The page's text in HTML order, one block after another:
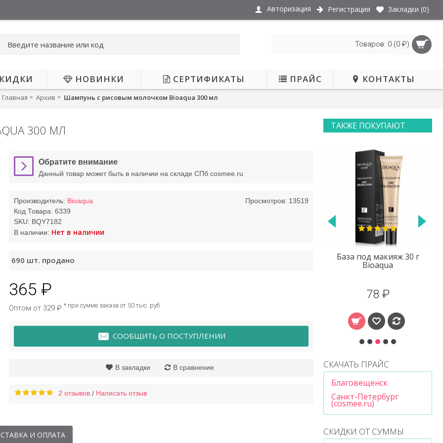
Авторизация Регистрация Закладки (0)
Товаров: 0 (0 ₽)
НОВИНКИ СЕРТИФИКАТЫ ПРАЙС КОНТАКТЫ
Главная Архив Шампунь с рисовым молочком Bioaqua 300 мл
ТАКЖЕ ПОКУПАЮТ
для век с
Bioaqua
95 ₽
НЕТ В НАЛИЧИИ
Тонер с рисом Rorec
148 ₽
СКАЧАТЬ ПРАЙС
Благовещенск
Санкт-Петербург
(cosmee.ru)
СКИДКИ ОТ СУММЫ
300 МЛ
Обратите внимание
Данный товар может быть в наличии на складе СПб cosmee.ru
Просмотров: 13519
Производитель: Bioaqua
Код Товара: 6339
SKU: BQY7182
В наличии: Нет в наличии
690 шт. продано
365 ₽
Оптом от 329 ₽ * при сумме заказа от 50 тыс. руб
СООБЩИТЬ О ПОСТУПЛЕНИИ
В закладки В сравнение
2 отзывов / Написать отзыв
И ОПЛАТА